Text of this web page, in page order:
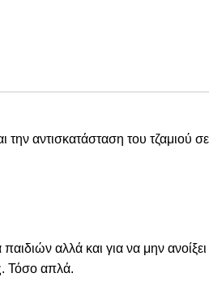
αντισκατάσταση του τζαμιού
αλλά και για να μην
Τόσο απλά.